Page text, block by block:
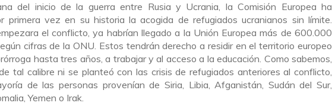
del inicio de la guerra entre Rusia y Ucrania, la Comisión Europea ha
primera vez en su historia la acogida de refugiados ucranianos sin límite.
el conflicto, ya habrían llegado a la Unión Europea más de 600.000
cifras de la ONU. Estos tendrán derecho a residir en el territorio europeo
hasta tres años, a trabajar y al acceso a la educación. Como sabemos,
tal calibre ni se planteó con las crisis de refugiados anteriores al conflicto,
de las personas provenían de Siria, Libia, Afganistán, Sudán del Sur,
Yemen o Irak.